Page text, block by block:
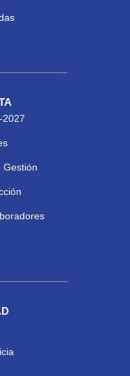
2027
Gestión